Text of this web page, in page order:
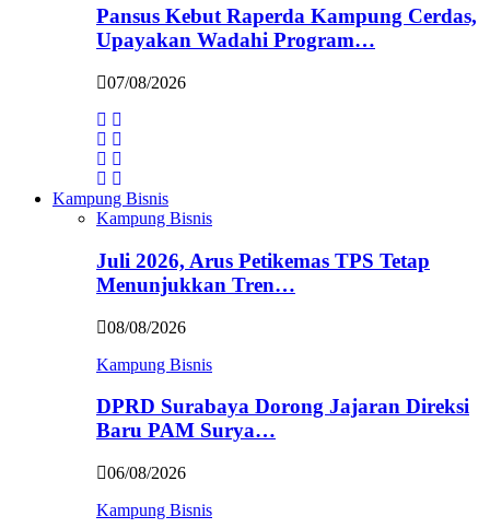
Pansus Kebut Raperda Kampung Cerdas,
Upayakan Wadahi Program…
07/08/2026
Kampung Bisnis
Kampung Bisnis
Juli 2026, Arus Petikemas TPS Tetap
Menunjukkan Tren…
08/08/2026
Kampung Bisnis
DPRD Surabaya Dorong Jajaran Direksi
Baru PAM Surya…
06/08/2026
Kampung Bisnis